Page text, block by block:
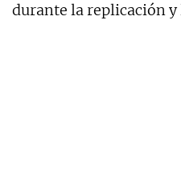
durante la replicación